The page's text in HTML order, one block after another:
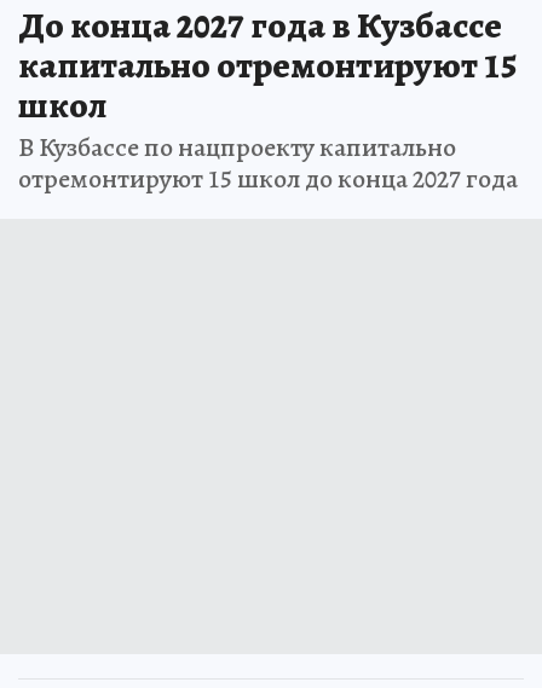
До конца 2027 года в Кузбассе
капитально отремонтируют 15
школ
В Кузбассе по нацпроекту капитально
отремонтируют 15 школ до конца 2027 года